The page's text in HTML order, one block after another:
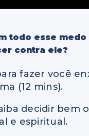
todo esse
contra ele?
fazer você
(12 mins).
decidir bem
e espiritual.